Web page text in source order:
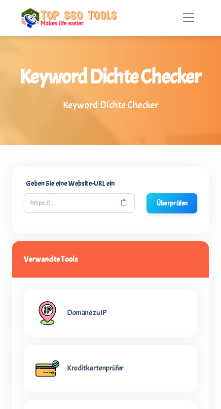
Keyword Dichte Checker
Keyword Dichte Checker
Geben Sie eine Website-URL ein
Überprüfen
Verwandte Tools
Domäne zu IP
Kreditkartenprüfer